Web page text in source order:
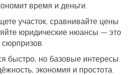
время и деньги.
участок, сравнивайте цены
юридические нюансы — это
быстро, но базовые интересы
экономия и простота.